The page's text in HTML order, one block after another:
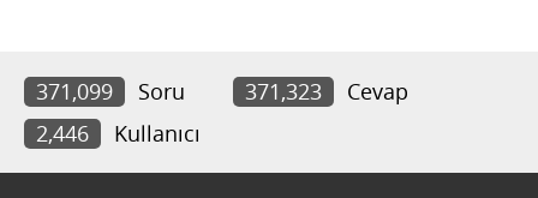
371,099 Soru 371,323
Cevap
2,446
Kullanıcı